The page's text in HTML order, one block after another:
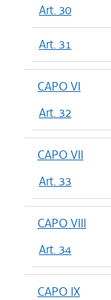
Art. 30
Art. 31
CAPO VI
Art. 32
CAPO VII
Art. 33
CAPO VIII
Art. 34
CAPO IX